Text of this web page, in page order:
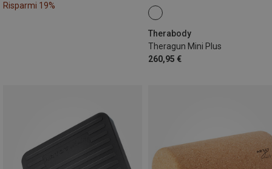
Risparmi 19%
Therabody
Theragun Mini Plus
260,95 €